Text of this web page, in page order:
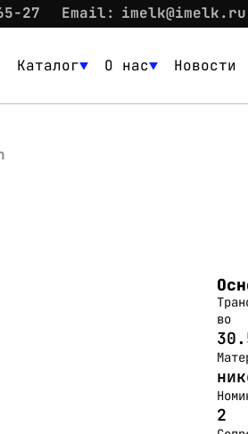
27 Email: imelk@imelk.ru
Каталог О нас Новости
во
2